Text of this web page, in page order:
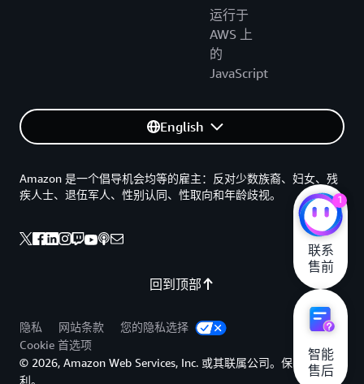
运行于
AWS 上
的
JavaScript
English
回到顶部
Amazon 是一个倡导机会均等的雇主：反对少数族裔、妇女、残
疾人士、退伍军人、性别认同、性取向和年龄歧视。
隐私 网站条款
您的隐私选择
Cookie 首选项
© 2026, Amazon Web Services, Inc. 或其联属公司。保留所有权
利。
1
联系
售前
智能
售后